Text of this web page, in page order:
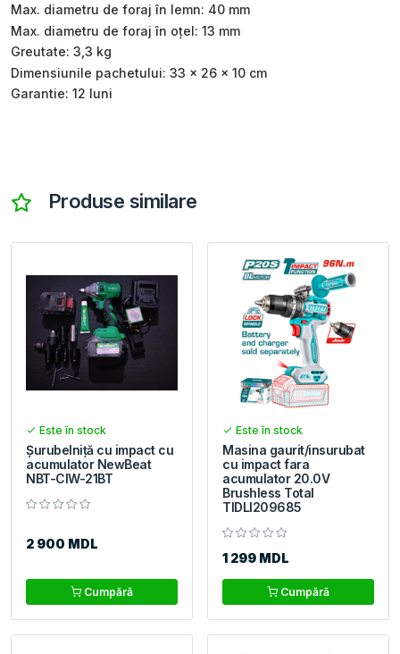
Max. diametru de foraj în lemn: 40 mm
Max. diametru de foraj în oțel: 13 mm
Greutate: 3,3 kg
Dimensiunile pachetului: 33 × 26 × 10 cm
Garantie: 12 luni
Produse similare
Este în stock
Șurubelniță cu impact cu
acumulator NewBeat
NBT-CIW-21BT
2 900 MDL
Cumpără
Este în stock
Masina gaurit/insurubat
cu impact fara
acumulator 20.0V
Brushless Total
TIDLI209685
1 299 MDL
Cumpără